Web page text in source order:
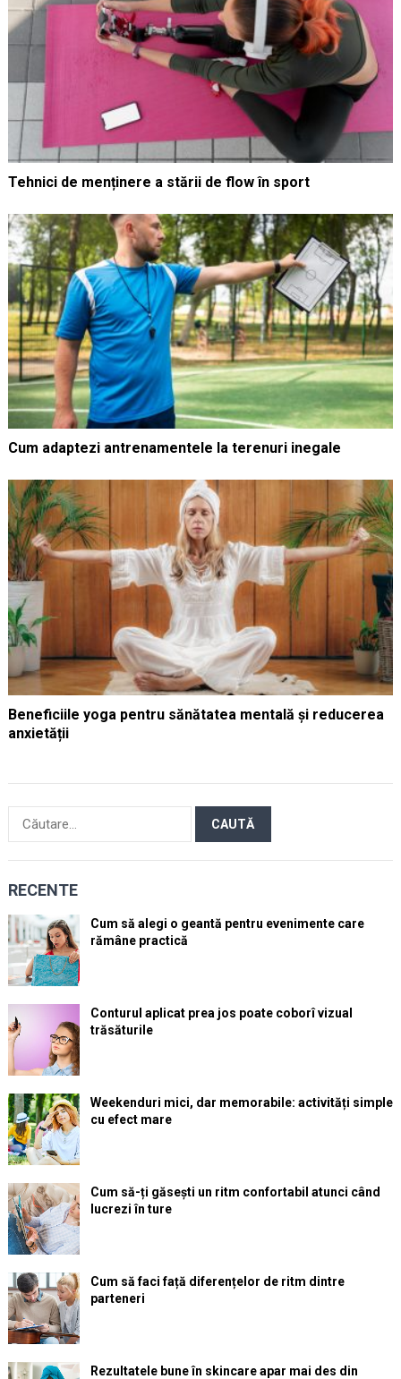
Tehnici de menținere a stării de flow în sport
Cum adaptezi antrenamentele la terenuri inegale
Beneficiile yoga pentru sănătatea mentală și reducerea
anxietății
Caută
RECENTE
Cum să alegi o geantă pentru evenimente care
rămâne practică
Conturul aplicat prea jos poate coborî vizual
trăsăturile
Weekenduri mici, dar memorabile: activități simple
cu efect mare
Cum să-ți găsești un ritm confortabil atunci când
lucrezi în ture
Cum să faci față diferențelor de ritm dintre
parteneri
Rezultatele bune în skincare apar mai des din